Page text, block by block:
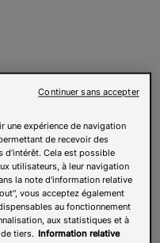
une expérience de navigation
de recevoir des
Cela est possible
utilisateurs, à leur navigation
la note d'information relative
vous acceptez également
au fonctionnement
aux statistiques et à
tiers. Information relative
Continuer sans accepter